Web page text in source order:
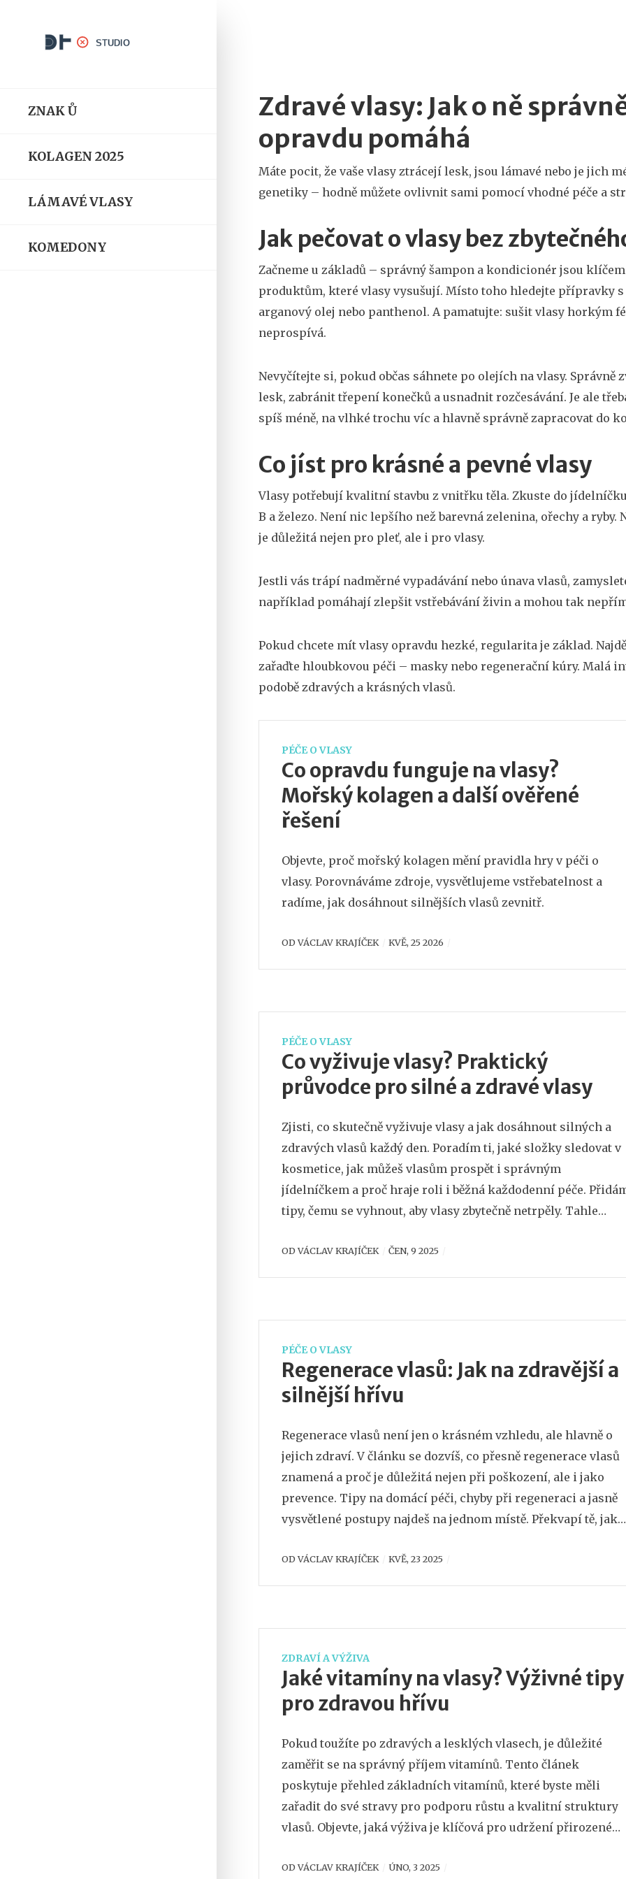
ZNAK Ů
KOLAGEN 2025
LÁMAVÉ VLASY
KOMEDONY
Zdravé vlasy: Jak o ně
opravdu pomáhá
Máte pocit, že vaše vlasy ztrácejí lesk, jsou lámavé nebo je jich
genetiky – hodně můžete ovlivnit sami pomocí vhodné péče a
Jak pečovat o vlasy bez
Začneme u základů – správný šampon a kondicionér jsou
produktům, které vlasy vysušují. Místo toho hledejte přípravky
arganový olej nebo panthenol. A pamatujte: sušit vlasy horkým
neprospívá.
Nevyčítejte si, pokud občas sáhnete po olejích na vlasy.
lesk, zabránit třepení konečků a usnadnit rozčesávání. Je ale
spíš méně, na vlhké trochu víc a hlavně správně zapracovat do
Co jíst pro krásné a pevné vlasy
Vlasy potřebují kvalitní stavbu z vnitřku těla. Zkuste do
B a železo. Není nic lepšího než barevná zelenina, ořechy a
je důležitá nejen pro pleť, ale i pro vlasy.
Jestli vás trápí nadměrné vypadávání nebo únava vlasů,
například pomáhají zlepšit vstřebávání živin a mohou tak
Pokud chcete mít vlasy opravdu hezké, regularita je základ.
zařaďte hloubkovou péči – masky nebo regenerační kúry. Malá
podobě zdravých a krásných vlasů.
PÉČE O VLASY
Co opravdu funguje na vlasy?
Mořský kolagen a další ověřené
řešení
Objevte, proč mořský kolagen mění pravidla hry v péči o
vlasy. Porovnáváme zdroje, vysvětlujeme vstřebatelnost a
radíme, jak dosáhnout silnějších vlasů zevnitř.
ODVÁCLAV KRAJÍČEK KVĚ, 25 2026
PÉČE O VLASY
Co vyživuje vlasy? Praktický
průvodce pro silné a zdravé vlasy
Zjisti, co skutečně vyživuje vlasy a jak dosáhnout silných a
zdravých vlasů každý den. Poradím ti, jaké složky sledovat v
kosmetice, jak můžeš vlasům prospět i správným
jídelníčkem a proč hraje roli i běžná každodenní péče.
tipy, čemu se vyhnout, aby vlasy zbytečně netrpěly. Tahle
ODVÁCLAV KRAJÍČEK ČEN, 9 2025
PÉČE O VLASY
Regenerace vlasů: Jak na zdravější a
silnější hřívu
Regenerace vlasů není jen o krásném vzhledu, ale hlavně o
jejich zdraví. V článku se dozvíš, co přesně regenerace vlasů
znamená a proč je důležitá nejen při poškození, ale i jako
prevence. Tipy na domácí péči, chyby při regeneraci a jasně
vysvětlené postupy najdeš na jednom místě. Překvapí tě, jak
závěru najdeš rady, které opravdu fungují a můžeš je zavést
hned dnes.
ODVÁCLAV KRAJÍČEK KVĚ, 23 2025
ZDRAVÍ A VÝŽIVA
Jaké vitamíny na vlasy? Výživné tipy
pro zdravou hřívu
Pokud toužíte po zdravých a lesklých vlasech, je důležité
zaměřit se na správný příjem vitamínů. Tento článek
poskytuje přehled základních vitamínů, které byste měli
zařadit do své stravy pro podporu růstu a kvalitní struktury
vlasů. Objevte, jaká výživa je klíčová pro udržení přirozené
tohoto cíle.
ODVÁCLAV KRAJÍČEK ÚNO, 3 2025